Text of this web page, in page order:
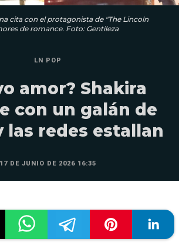
cita con el protagonista de "The Lincoln
de romance. Foto: Gentileza
LN POP
amor? Shakira
con un galán de
las redes estallan
17 DE JUNIO DE 2026 16:35